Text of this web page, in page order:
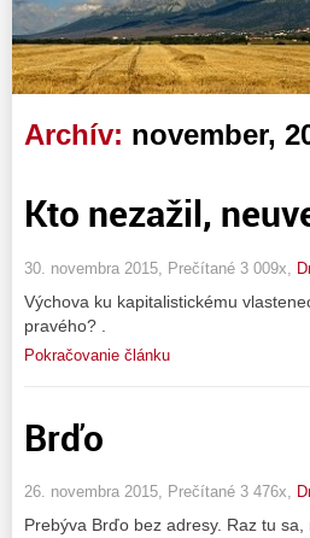
Komerčné blogy
Archív: november,
Kto nezažil,
30. novembra 2015, Prečítané 3 009x,
Výchova ku kapitalistickému
pravého? .
Pokračovanie článku
Brďo
26. novembra 2015, Prečítané 3 476x,
Prebýva Brďo bez adresy. Raz tu